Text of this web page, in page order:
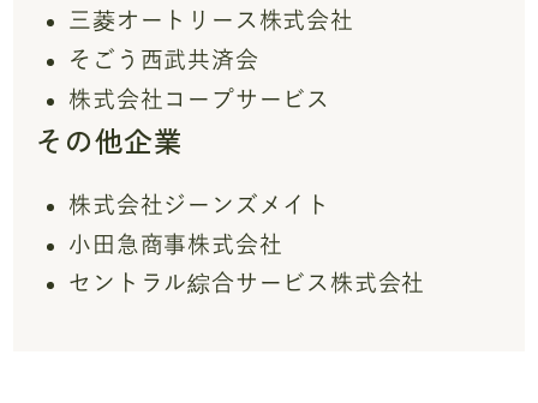
三菱オートリース株式会社
そごう西武共済会
株式会社コープサービス
その他企業
株式会社ジーンズメイト
小田急商事株式会社
セントラル綜合サービス株式会社